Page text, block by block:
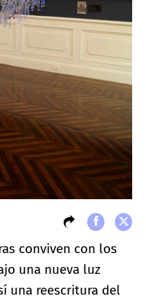
conviven con los
una nueva luz
una reescritura del